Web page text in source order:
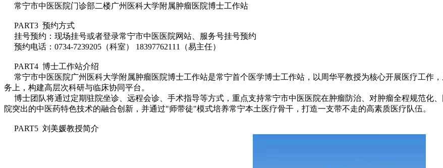
常宁市中医医院门诊部二楼广州医科大学附属肿瘤医院博士工作站
PART3 预约方式
挂号预约：现场挂号或者登录常宁市中医医院网站、服务号挂号预约
预约电话：0734-7239205（科室） 18397762111（易主任）
PART4 博士工作站介绍
常宁市中医医院广州医科大学附属肿瘤医院博士工作站是常宁首个医学博士工作站，以周华平教授为核心开展医疗工作
务上，构建高层次科研与临床协同平台。
博士团队将通过定期驻院坐诊、远程会诊、手术指导等方式，重点支持常宁市中医医院在肿瘤防治、对肿瘤全程规范化
院突出的中医药特色技术的融合创新，并通过"师带徒"模式培养常宁本土医疗骨干，打造一支带不走的高素质医疗队伍。
PART5 刘美媛教授简介